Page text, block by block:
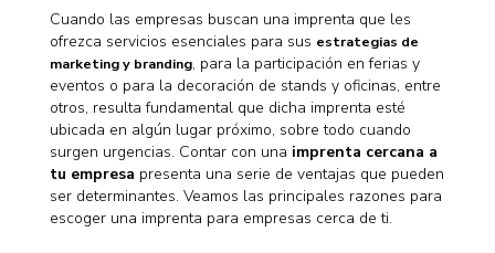
Cuando las empresas buscan una imprenta que les
ofrezca servicios esenciales para sus estrategias de
marketing y branding, para la participación en ferias y
eventos o para la decoración de stands y oficinas, entre
otros, resulta fundamental que dicha imprenta esté
ubicada en algún lugar próximo, sobre todo cuando
surgen urgencias. Contar con una imprenta cercana a
tu empresa presenta una serie de ventajas que pueden
ser determinantes. Veamos las principales razones para
escoger una imprenta para empresas cerca de ti.